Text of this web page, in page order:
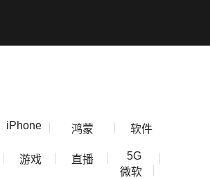
iPhone 鸿蒙 软件
游戏 直播
5G
微软